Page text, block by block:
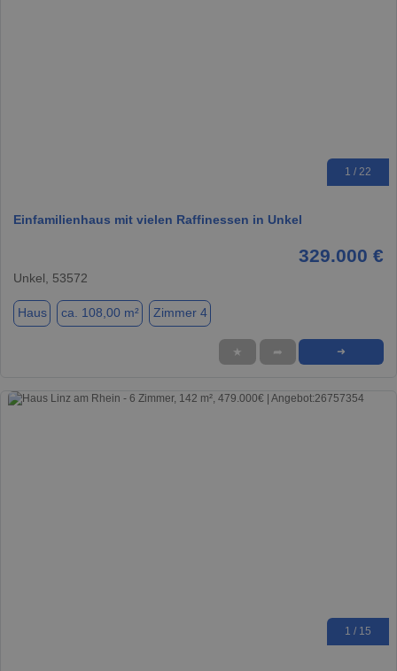
1 / 22
Einfamilienhaus mit vielen Raffinessen in Unkel
329.000 €
Unkel, 53572
Haus ca. 108,00 m² Zimmer 4
★ ➦ ➜
1 / 15